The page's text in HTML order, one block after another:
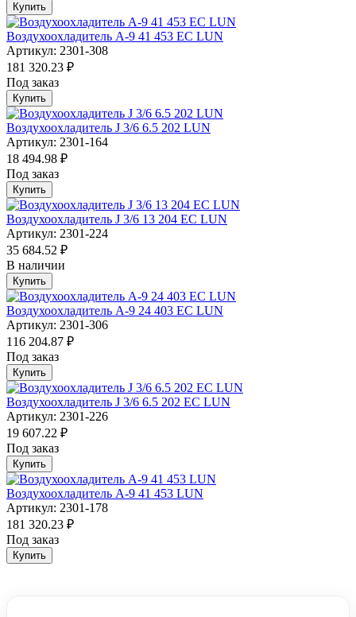
Купить
Воздухоохладитель А-9 41 453 EC LUN
Артикул: 2301-308
181 320.23 ₽
Под заказ
Купить
Воздухоохладитель J 3/6 6.5 202 LUN
Артикул: 2301-164
18 494.98 ₽
Под заказ
Купить
Воздухоохладитель J 3/6 13 204 EC LUN
Артикул: 2301-224
35 684.52 ₽
В наличии
Купить
Воздухоохладитель А-9 24 403 EC LUN
Артикул: 2301-306
116 204.87 ₽
Под заказ
Купить
Воздухоохладитель J 3/6 6.5 202 EC LUN
Артикул: 2301-226
19 607.22 ₽
Под заказ
Купить
Воздухоохладитель А-9 41 453 LUN
Артикул: 2301-178
181 320.23 ₽
Под заказ
Купить